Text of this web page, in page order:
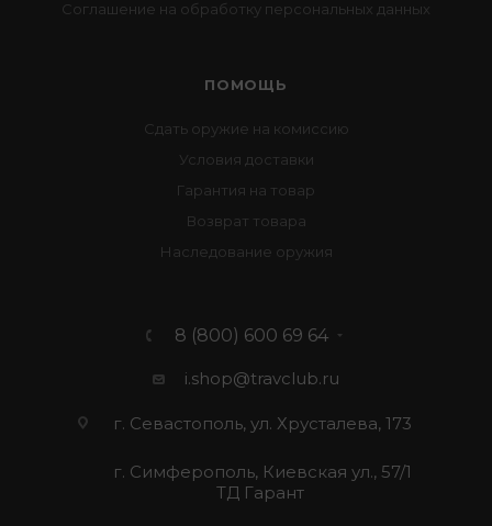
Соглашение на обработку персональных данных
ПОМОЩЬ
Сдать оружие на комиссию
Условия доставки
Гарантия на товар
Возврат товара
Наследование оружия
8 (800) 600 69 64
i.shop@travclub.ru
г. Севастополь, ул. Хрусталева, 173
г. Симферополь, Киевская ул., 57/1
ТД Гарант